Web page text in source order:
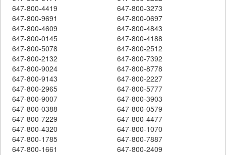
647-800-4419
647-800-3273
647-800-9691
647-800-0697
647-800-4609
647-800-4843
647-800-0145
647-800-4188
647-800-5078
647-800-2512
647-800-2132
647-800-7392
647-800-9024
647-800-8778
647-800-9143
647-800-2227
647-800-2965
647-800-5777
647-800-9007
647-800-3903
647-800-0388
647-800-0579
647-800-7229
647-800-4477
647-800-4320
647-800-1070
647-800-1785
647-800-7887
647-800-1661
647-800-2409